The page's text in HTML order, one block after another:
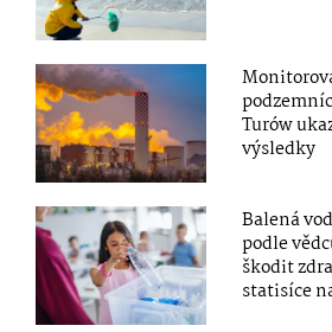
Turów
výsledky
Balená
podle
škodit
statisíce